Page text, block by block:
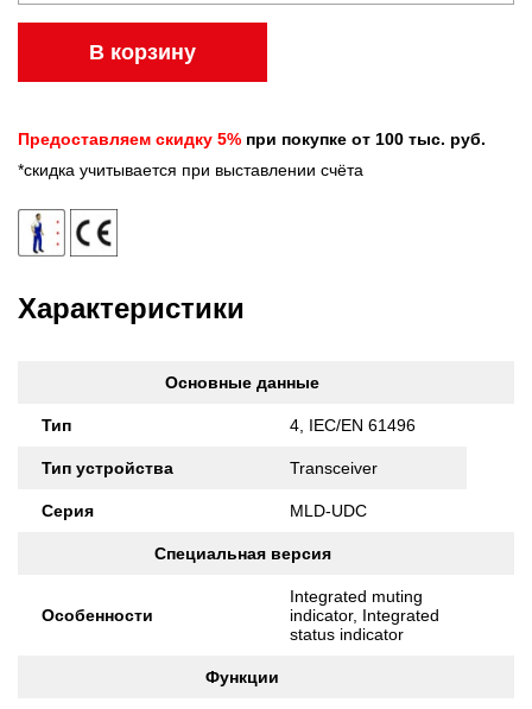
В корзину
Предоставляем скидку 5% при покупке от 100 тыс. руб.
*скидка учитывается при выставлении счёта
Характеристики
Основные данные
Тип 4, IEC/EN 61496
Тип устройства Transceiver
Серия MLD-UDC
Специальная версия
Особенности
Integrated muting
indicator, Integrated
status indicator
Функции